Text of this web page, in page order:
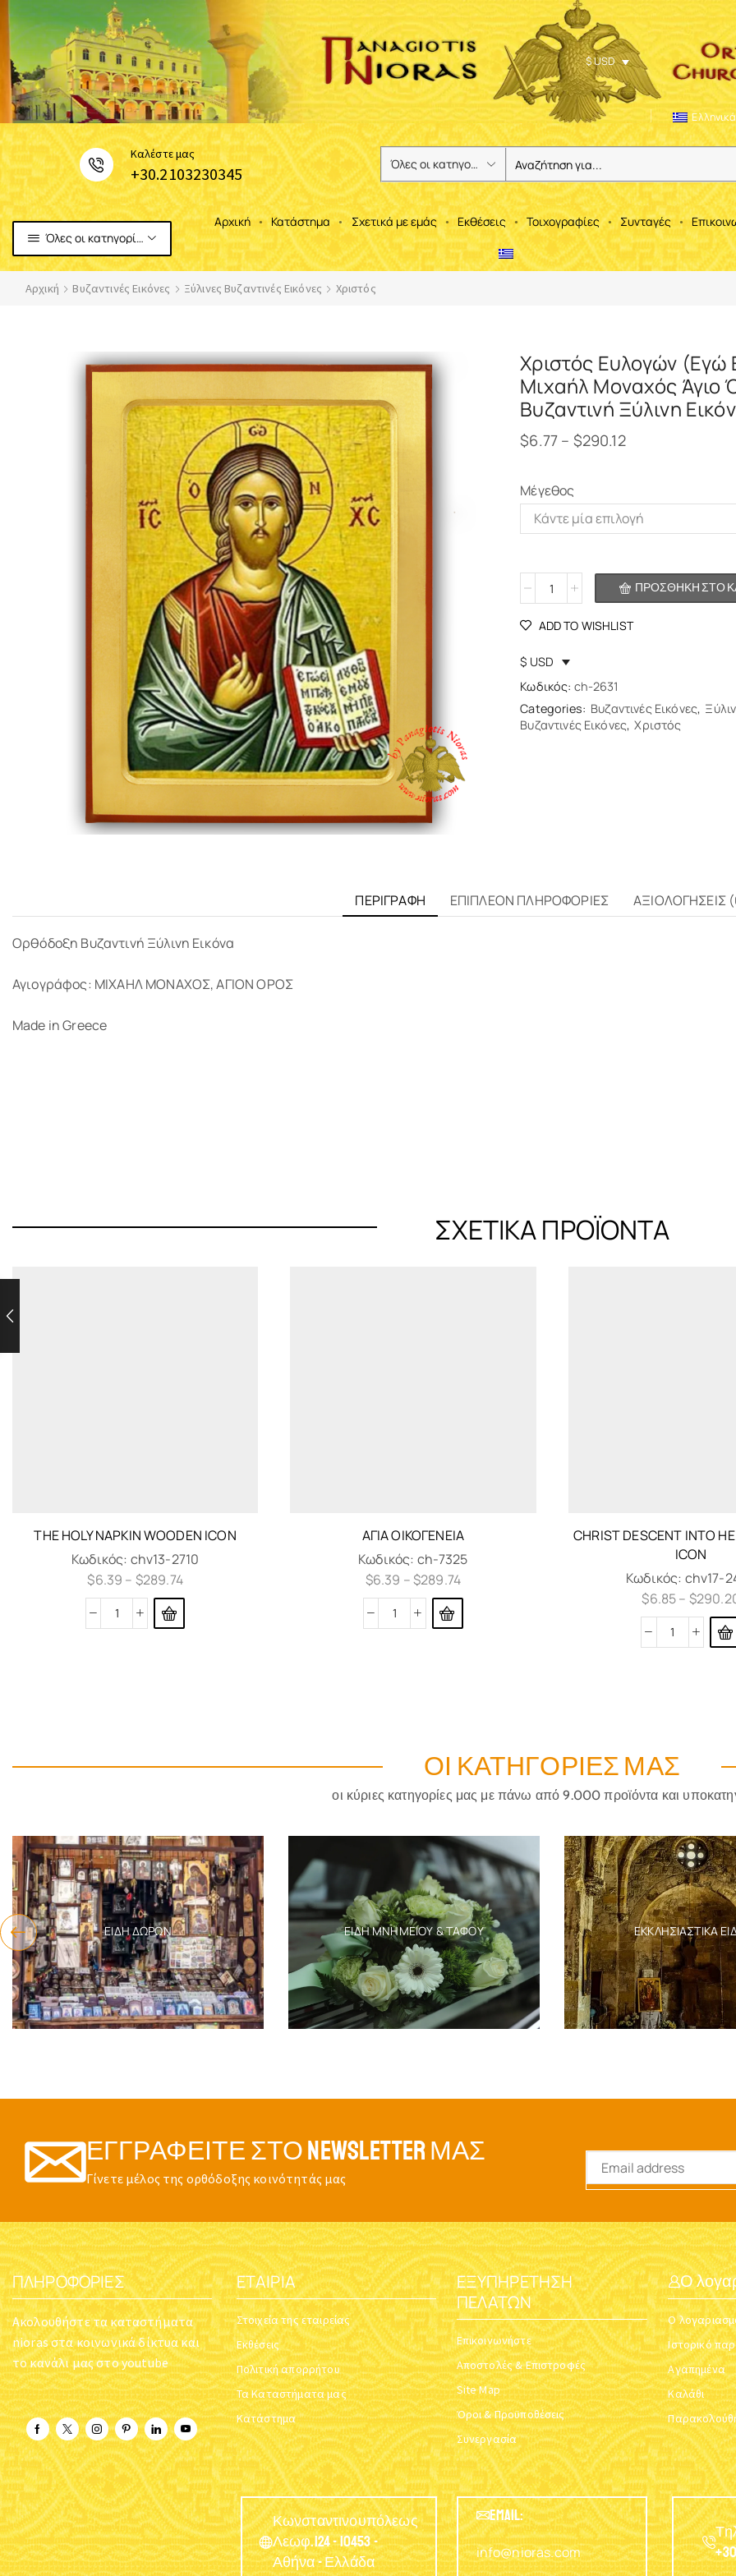
$ USD
Ελληνικά
Καλέστε μας
+30.2103230345
Όλες οι κατηγορίες
Αρχική Κατάστημα Σχετικά με εμάς Εκθέσεις Τοιχογραφίες Συνταγές
Αρχική Βυζαντινές Εικόνες Ξύλινες Βυζαντινές Εικόνες Χριστός
Χριστός Ευλογών (Εγώ
Μιχαήλ Μοναχός Άγιο
Βυζαντινή Ξύλινη
$6.77 – $290.12
Μέγεθος
ΠΡΟΣΘΉΚΗ ΣΤΟ
ADD TO WISHLIST
$ USD
Κωδικός: ch-2631
Categories: Βυζαντινές Εικόνες,
Βυζαντινές Εικόνες, Χριστός
ΠΕΡΙΓΡΑΦΉ ΕΠΙΠΛΈΟΝ ΠΛΗΡΟΦΟΡΊΕΣ ΑΞΙΟΛΟΓΉΣΕΙΣ
Ορθόδοξη Βυζαντινή Ξύλινη Εικόνα
Αγιογράφος: ΜΙΧΑΗΛ ΜΟΝΑΧΟΣ, ΑΓΙΟΝ ΟΡΟΣ
Made in Greece
ΣΧΕΤΙΚΆ ΠΡΟΪΌΝΤΑ
THE HOLY NAPKIN WOODEN ICON
Κωδικός: chv13-2710
$6.39 – $289.74
ΑΓΊΑ ΟΙΚΟΓΈΝΕΙΑ
Κωδικός: ch-7325
$6.39 –$289.74
CHRIST DESCENT INTO
ICON
Κωδικός: chv17-
$6.85– $
ΟΙ ΚΑΤΗΓΟΡΊΕΣ ΜΑΣ
οι κύριες κατηγορίες μας με πάνω από 9.000 προϊόντα και
ΕΊΔΗ ΔΏΡΩΝ ΕΊΔΗ ΜΝΗΜΕΊΟΥ & ΤΆΦΟΥ ΕΚΚΛΗΣΙΑΣΤΙΚΆ
ΕΓΓΡΑΦΕΊΤΕ ΣΤΟ NEWSLETTER ΜΑΣ
Γίνετε μέλος της ορθόδοξης κοινότητάς μας
ΠΛΗΡΟΦΟΡΊΕΣ
Ακολουθήστε τα καταστήματα
nioras στα κοινωνικά δίκτυα και
το κανάλι μας στο youtube
ΕΤΑΙΡΊΑ
Στοιχεία της εταιρείας
Εκθέσεις
Πολιτική απορρήτου
Τα Καταστήματα μας
Κατάστημα
ΕΞΥΠΗΡΈΤΗΣΗ
ΠΕΛΑΤΏΝ
Επικοινωνήστε
Αποστολές & Επιστροφές
Site Map
Όροι & Προϋποθέσεις
Συνεργασία
Ο
Ο
Ιστορικό
Αγαπημένα
Καλάθι
Κωνσταντινουπόλεως
Λεωφ.124 - 10453 -
Αθήνα - Ελλάδα
EMAIL:
info@nioras.com